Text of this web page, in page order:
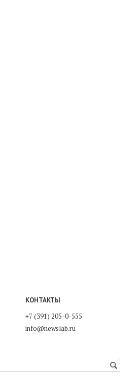
КОНТАКТЫ
+7 (391) 205-0-555
info@newslab.ru